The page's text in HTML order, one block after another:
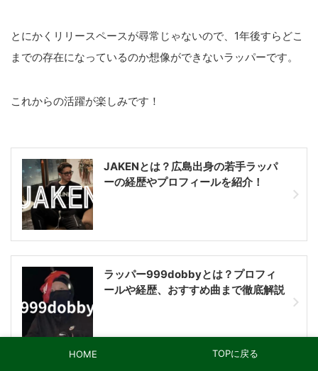
とにかくリリースペースが尋常じゃないので、1年後すらどこ
までの存在になっているのか想像ができないラッパーです。
これからの活躍が楽しみです！
JAKENとは？広島出身の若手ラッパ
ーの経歴やプロフィールを紹介！
ラッパー999dobbyとは？プロフィ
ールや経歴、おすすめ曲まで徹底解説
HOME TOPに戻る